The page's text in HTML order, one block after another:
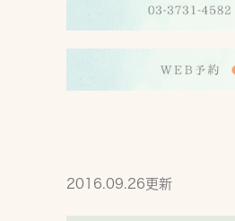
2016.09.26更新